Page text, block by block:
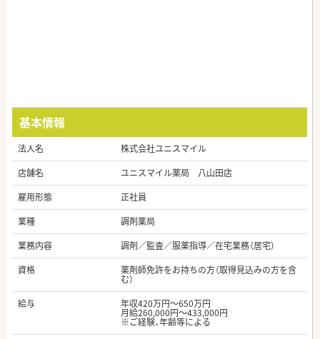
基本情報
法人名
株式会社ユニスマイル
店舗名
ユニスマイル薬局 八山田店
雇用形態
正社員
業種
調剤薬局
業務内容
調剤／監査／服薬指導／在宅業務（居宅）
資格
薬剤師免許をお持ちの方（取得見込みの方を含
む）
給与
年収420万円～650万円
月給260,000円～433,000円
※ご経験、年齢等による